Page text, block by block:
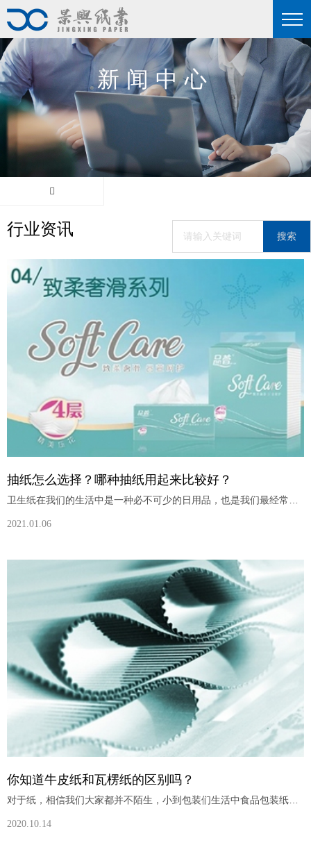
新闻中心
行业资讯
抽纸怎么选择？哪种抽纸用起来比较好？
2021.01.06
你知道牛皮纸和瓦楞纸的区别吗？
2020.10.14